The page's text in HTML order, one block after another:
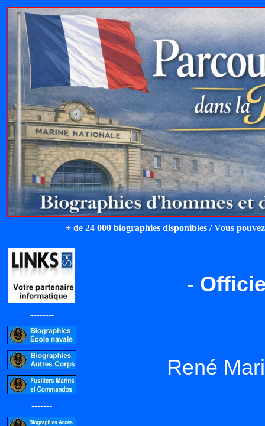
+ de 24 000 biographies disponibles / Vous
--------
-------
-
René